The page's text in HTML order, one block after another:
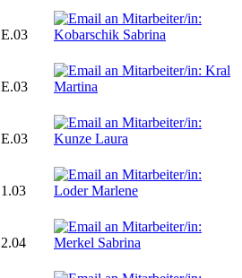
E.03
E.03
E.03
1.03
2.04